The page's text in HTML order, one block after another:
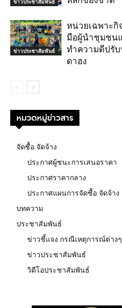
ข่าวประชาสัมพันธ์
หน่วยเฉพาะกิ
มือผู้นำชุมชน
ทำความดีปรั
ดาฮง
หมวดหมู่ข่าวสาร
จัดซื้อ จัดจ้าง
ประกาศผู้ชนะการเสนอราคา
ประกาศราคากลาง
ประกาศแผนการจัดซื้อ จัดจ้าง
บทความ
ประชาสัมพันธ์
ข่าวชี้แจง กรณีเหตุการณ์ต่างๆ
ข่าวประชาสัมพันธ์
วิดีโอประชาสัมพันธ์